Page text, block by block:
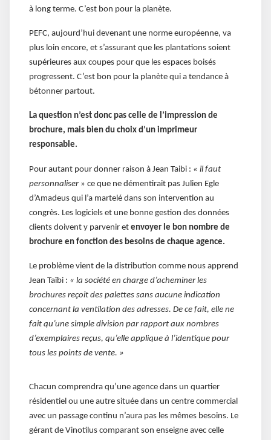
à long terme. C’est bon pour la planète.
PEFC, aujourd’hui devenant une norme européenne, va
plus loin encore, et s’assurant que les plantations soient
supérieures aux coupes pour que les espaces boisés
progressent. C’est bon pour la planète qui a tendance à
bétonner partout.
La question n’est donc pas celle de l’impression de
brochure, mais bien du choix d’un imprimeur
responsable.
Pour autant pour donner raison à Jean Taibi : « il faut
personnaliser» ce que ne démentirait pas Julien Egle
d’Amadeus qui l’a martelé dans son intervention au
congrès. Les logiciels et une bonne gestion des données
clients doivent y parvenir et envoyer le bon nombre de
brochure en fonction des besoins de chaque agence.
Le problème vient de la distribution comme nous apprend
Jean Taïbi : « la société en charge d’acheminer les
brochures reçoit des palettes sans aucune indication
concernant la ventilation des adresses. De ce fait, elle ne
fait qu’une simple division par rapport aux nombres
d’exemplaires reçus, qu’elle applique à l’identique pour
tous les points de vente. »
Chacun comprendra qu’une agence dans un quartier
résidentiel ou une autre située dans un centre commercial
avec un passage continu n’aura pas les mêmes besoins. Le
gérant de Vinotilus comparant son enseigne avec celle